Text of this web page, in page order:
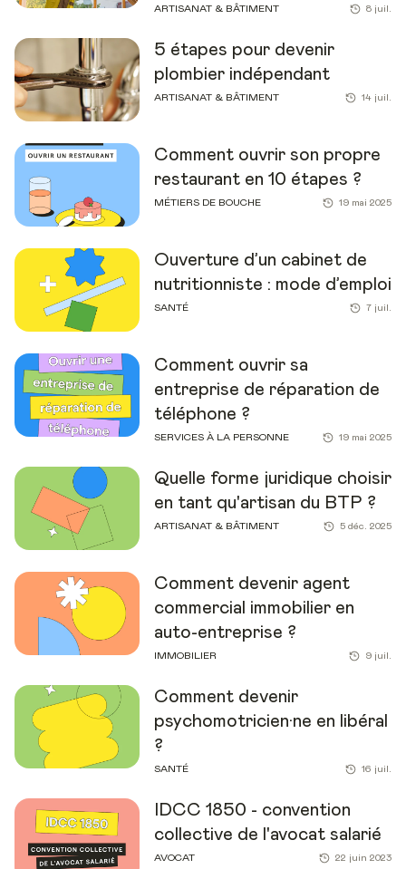
ARTISANAT & BÂTIMENT 8 juil.
5 étapes pour devenir
plombier indépendant
ARTISANAT & BÂTIMENT 14 juil.
Comment ouvrir son propre
restaurant en 10 étapes ?
MÉTIERS DE BOUCHE 19 mai 2025
Ouverture d’un cabinet de
nutritionniste : mode d’emploi
SANTÉ 7 juil.
Comment ouvrir sa
entreprise de réparation de
téléphone ?
SERVICES À LA PERSONNE 19 mai 2025
Quelle forme juridique choisir
en tant qu'artisan du BTP ?
ARTISANAT & BÂTIMENT 5 déc. 2025
Comment devenir agent
commercial immobilier en
auto-entreprise ?
IMMOBILIER 9 juil.
Comment devenir
psychomotricien·ne en libéral
?
SANTÉ 16 juil.
IDCC 1850 - convention
collective de l'avocat salarié
AVOCAT 22 juin 2023